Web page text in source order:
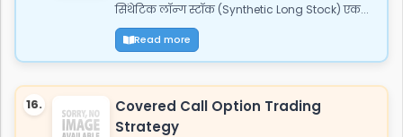
सिंथेटिक लॉन्ग स्टॉक (Synthetic Long Stock) एक...
Read more
16.
Covered Call Option Trading
Strategy